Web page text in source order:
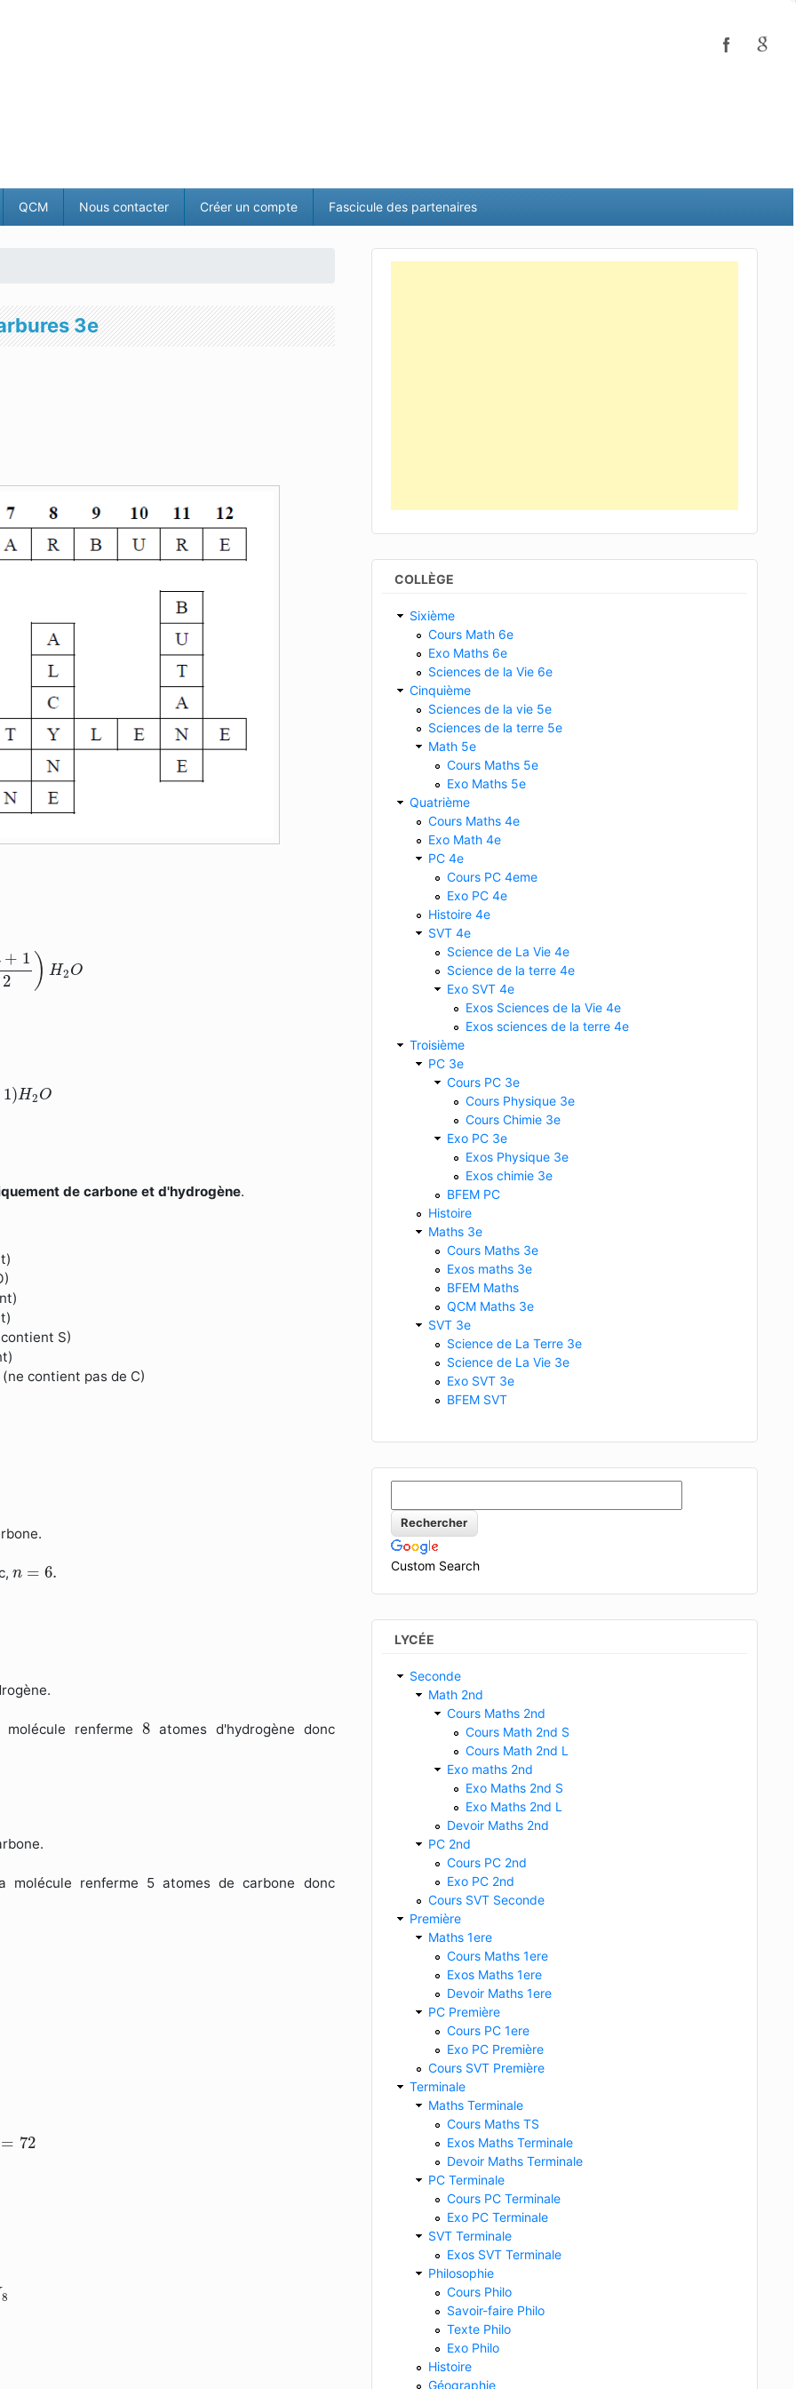
QCM Nous contacter Créer un compte Fascicule des partenaires
3e
+ 1
2
) H2O
O
1)H2O
de carbone et d'hydrogène.
S)
contient pas de C)
n = 6.
n 6.
renferme 8
8atomes d'hydrogène donc
molécule renferme 5 atomes de carbone donc
= 72
⇒x
8
COLLÈGE
Sixième
Cours Math 6e
Exo Maths 6e
Sciences de la Vie 6e
Cinquième
Sciences de la vie 5e
Sciences de la terre 5e
Math 5e
Cours Maths 5e
Exo Maths 5e
Quatrième
Cours Maths 4e
Exo Math 4e
PC 4e
Cours PC 4eme
Exo PC 4e
Histoire 4e
SVT 4e
Science de La Vie 4e
Science de la terre 4e
Exo SVT 4e
Exos Sciences de la Vie 4e
Exos sciences de la terre 4e
Troisième
PC 3e
Cours PC 3e
Cours Physique 3e
Cours Chimie 3e
Exo PC 3e
Exos Physique 3e
Exos chimie 3e
BFEM PC
Histoire
Maths 3e
Cours Maths 3e
Exos maths 3e
BFEM Maths
QCM Maths 3e
SVT 3e
Science de La Terre 3e
Science de La Vie 3e
Exo SVT 3e
BFEM SVT
Custom Search
LYCÉE
Seconde
Math 2nd
Cours Maths 2nd
Cours Math 2nd S
Cours Math 2nd L
Exo maths 2nd
Exo Maths 2nd S
Exo Maths 2nd L
Devoir Maths 2nd
PC 2nd
Cours PC 2nd
Exo PC 2nd
Cours SVT Seconde
Première
Maths 1ere
Cours Maths 1ere
Exos Maths 1ere
Devoir Maths 1ere
PC Première
Cours PC 1ere
Exo PC Première
Cours SVT Première
Terminale
Maths Terminale
Cours Maths TS
Exos Maths Terminale
Devoir Maths Terminale
PC Terminale
Cours PC Terminale
Exo PC Terminale
SVT Terminale
Exos SVT Terminale
Philosophie
Cours Philo
Savoir-faire Philo
Texte Philo
Exo Philo
Histoire
Géographie